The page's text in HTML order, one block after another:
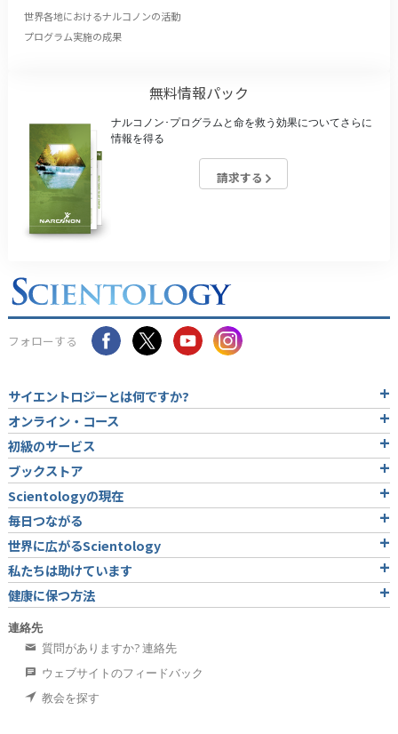
世界各地におけるナルコノンの活動
プログラム実施の成果
無料情報パック
ナルコノン･プログラムと命を救う効果についてさらに
情報を得る
請求する
フォローする
サイエントロジーとは何ですか?
オンライン・コース
初級のサービス
ブックストア
Scientologyの現在
毎日つながる
世界に広がるScientology
私たちは助けています
健康に保つ方法
連絡先
質問がありますか? 連絡先
ウェブサイトのフィードバック
教会を探す